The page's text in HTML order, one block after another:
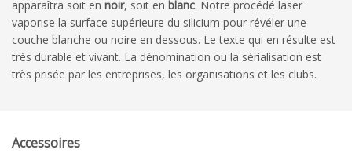
apparaîtra soit en noir, soit en blanc. Notre procédé laser
vaporise la surface supérieure du silicium pour révéler une
couche blanche ou noire en dessous. Le texte qui en résulte est
très durable et vivant. La dénomination ou la sérialisation est
très prisée par les entreprises, les organisations et les clubs.
Accessoires